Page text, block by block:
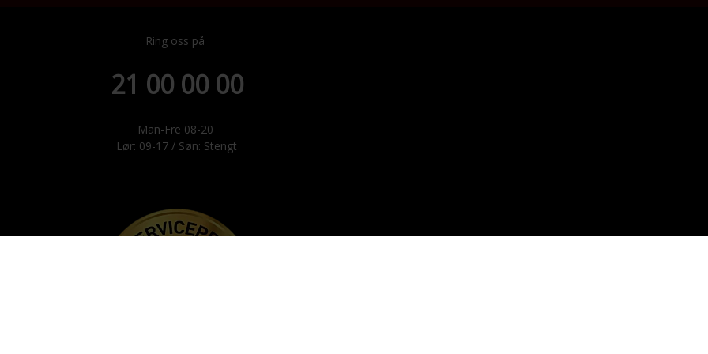
Ring oss på
21 00 00 00
Man-Fre 08-20
Lør: 09-17 / Søn: Stengt